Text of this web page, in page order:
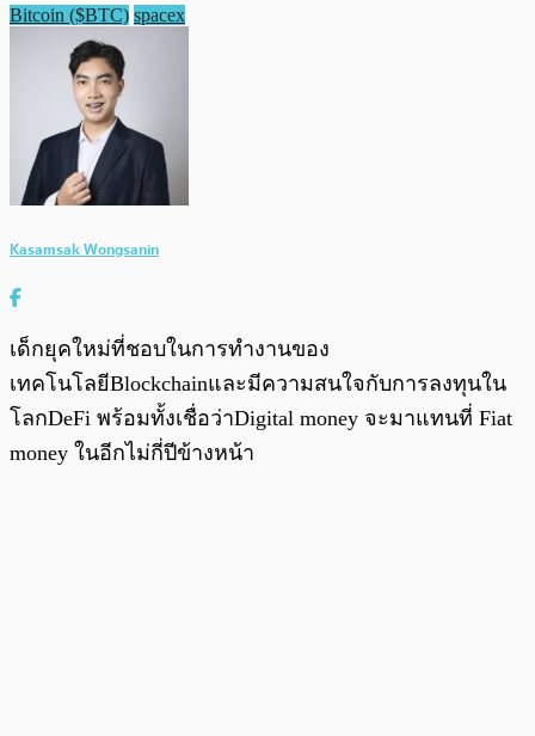
Bitcoin ($BTC) spacex
Kasamsak Wongsanin
เด็กยุคใหม่ที่ชอบในการทำงานของ
เทคโนโลยีBlockchainและมีความสนใจกับการลงทุนใน
โลกDeFi พร้อมทั้งเชื่อว่าDigital money จะมาแทนที่ Fiat
money ในอีกไม่กี่ปีข้างหน้า